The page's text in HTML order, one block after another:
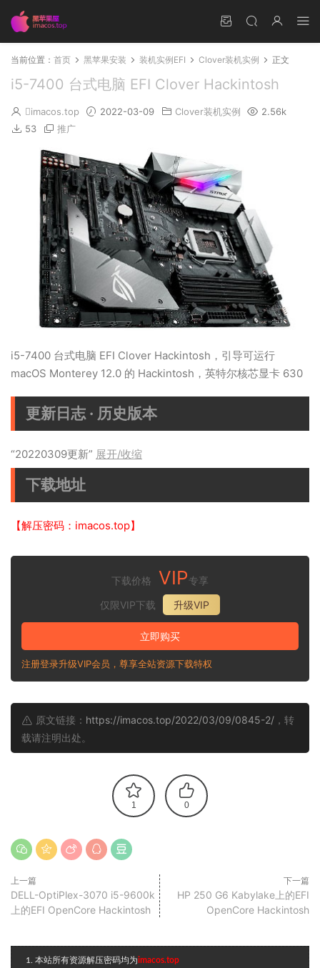
当前位置： 首页 黑苹果安装 装机实例EFI Clover装机实例 正文
i5-7400 台式电脑 EFI Clover Hackintosh
imacos.top 2022-03-09 Clover装机实例
2.56k
53
推广
i5-7400 台式电脑 EFI Clover Hackintosh，引导可运行
macOS Monterey 12.0 的 Hackintosh，英特尔核芯显卡 630
更新日志 · 历史版本
“20220309更新” 展开/收缩
下载地址
【解压密码：imacos.top】
下载价格 VIP专享
仅限VIP下载
升级VIP
立即购买
注册登录升级VIP会员，尊享全站资源下载特权
原文链接： https://imacos.top/2022/03/09/0845-2/ ，转
载请注明出处。
1 0
上一篇
DELL-OptiPlex-3070 i5-9600k
上的EFI OpenCore Hackintosh
下一篇
HP 250 G6 Kabylake上的EFI
OpenCore Hackintosh
1. 本站所有资源解压密码均为imacos.top